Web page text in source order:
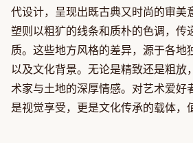
代设计，呈现出既古典又时尚的审美
塑则以粗犷的线条和质朴的色调，传
质。这些地方风格的差异，源于各地
以及文化背景。无论是精致还是粗放
术家与土地的深厚情感。对艺术爱好
是视觉享受，更是文化传承的载体，